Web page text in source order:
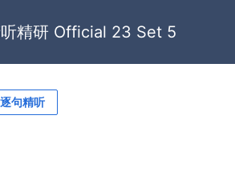
精研 Official 23 Set 5
逐句精听